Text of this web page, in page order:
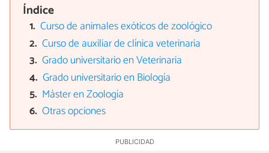
Índice
Curso de animales exóticos de zoológico
Curso de auxiliar de clínica veterinaria
Grado universitario en Veterinaria
Grado universitario en Biología
Máster en Zoología
Otras opciones